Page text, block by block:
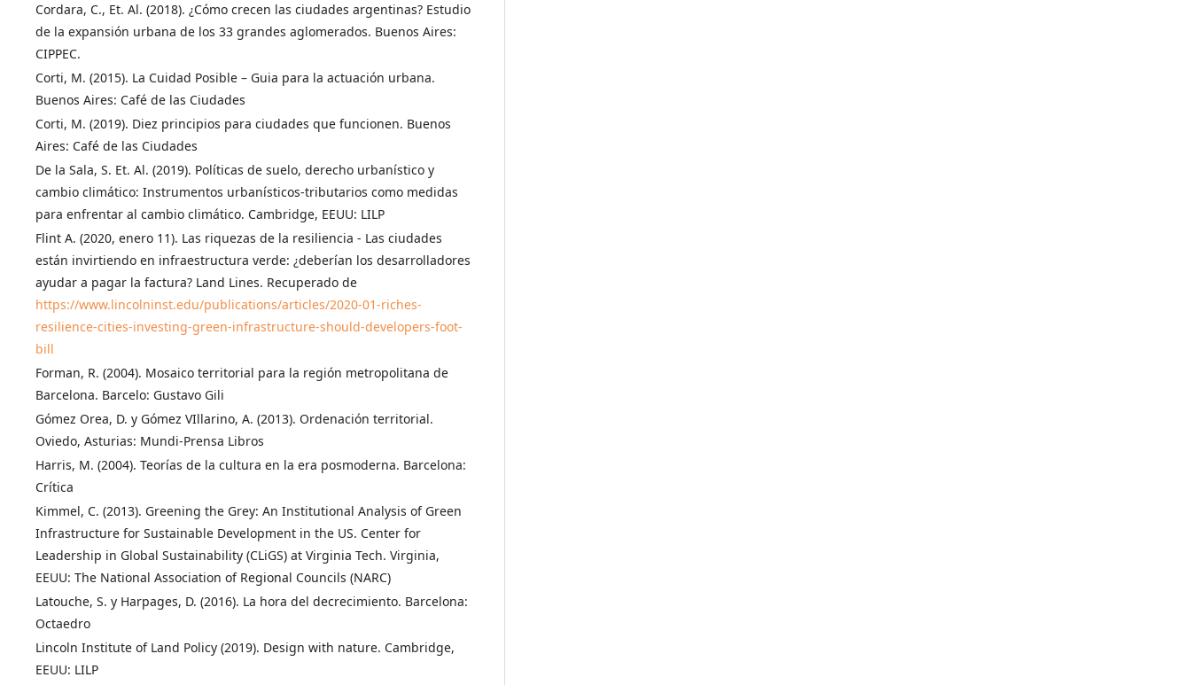
Cordara, C., Et. Al. (2018). ¿Cómo crecen las ciudades argentinas? Estudio
de la expansión urbana de los 33 grandes aglomerados. Buenos Aires:
CIPPEC.
Corti, M. (2015). La Cuidad Posible – Guia para la actuación urbana.
Buenos Aires: Café de las Ciudades
Corti, M. (2019). Diez principios para ciudades que funcionen. Buenos
Aires: Café de las Ciudades
De la Sala, S. Et. Al. (2019). Políticas de suelo, derecho urbanístico y
cambio climático: Instrumentos urbanísticos-tributarios como medidas
para enfrentar al cambio climático. Cambridge, EEUU: LILP
Flint A. (2020, enero 11). Las riquezas de la resiliencia - Las ciudades
están invirtiendo en infraestructura verde: ¿deberían los desarrolladores
ayudar a pagar la factura? Land Lines. Recuperado de
https://www.lincolninst.edu/publications/articles/2020-01-riches-
resilience-cities-investing-green-infrastructure-should-developers-foot-
bill
Forman, R. (2004). Mosaico territorial para la región metropolitana de
Barcelona. Barcelo: Gustavo Gili
Gómez Orea, D. y Gómez VIllarino, A. (2013). Ordenación territorial.
Oviedo, Asturias: Mundi-Prensa Libros
Harris, M. (2004). Teorías de la cultura en la era posmoderna. Barcelona:
Crítica
Kimmel, C. (2013). Greening the Grey: An Institutional Analysis of Green
Infrastructure for Sustainable Development in the US. Center for
Leadership in Global Sustainability (CLiGS) at Virginia Tech. Virginia,
EEUU: The National Association of Regional Councils (NARC)
Latouche, S. y Harpages, D. (2016). La hora del decrecimiento. Barcelona:
Octaedro
Lincoln Institute of Land Policy (2019). Design with nature. Cambridge,
EEUU: LILP